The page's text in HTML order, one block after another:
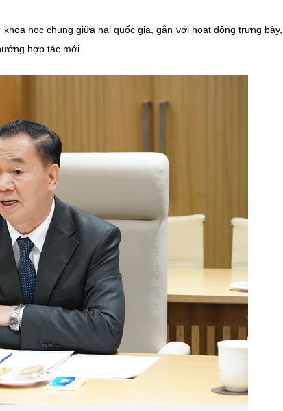
học chung giữa hai quốc gia, gắn với hoạt động trưng bày,
hợp tác mới.